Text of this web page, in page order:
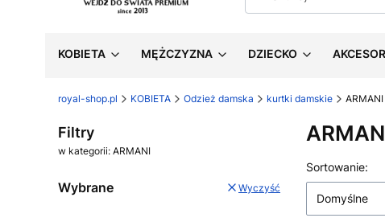
KOBIETA MĘŻCZYZNA DZIECKO
royal-shop.pl KOBIETA Odzież damska kurtki damskie ARMANI
Filtry
w kategorii: ARMANI
Wybrane Wyczyść
Lista
Sortowanie:
Domyślne